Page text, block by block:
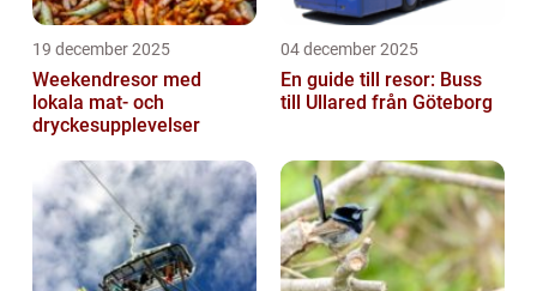
19 december 2025
Weekendresor med
lokala mat- och
dryckesupplevelser
04 december 2025
En guide till resor: Buss
till Ullared från Göteborg